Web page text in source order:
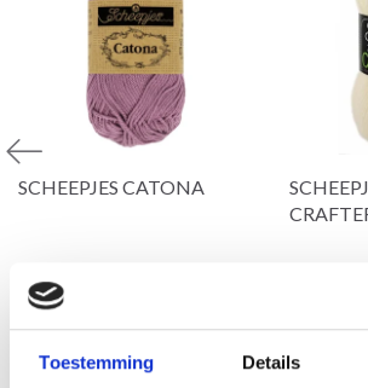
Toestemming Details
SCHEEPJES CATONA
EUR 2.75
Voir toutes les options Voir